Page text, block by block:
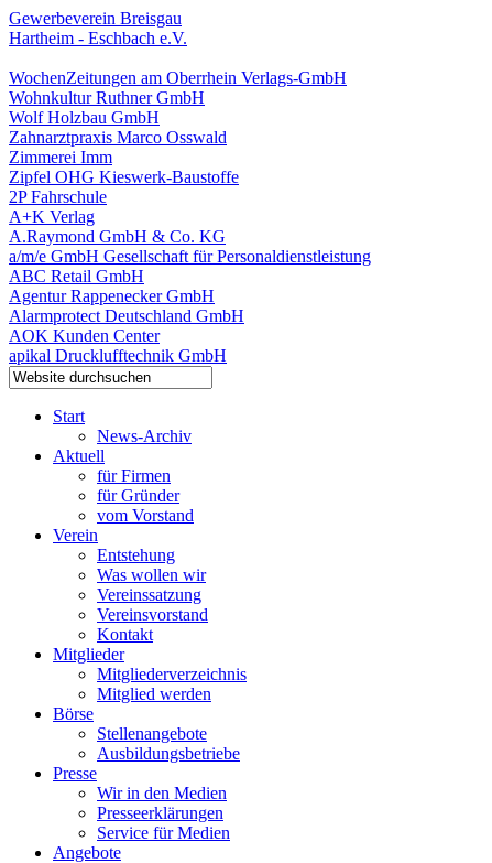
Gewerbeverein Breisgau
Hartheim - Eschbach e.V.
WochenZeitungen am Oberrhein Verlags-GmbH
Wohnkultur Ruthner GmbH
Wolf Holzbau GmbH
Zahnarztpraxis Marco Osswald
Zimmerei Imm
Zipfel OHG Kieswerk-Baustoffe
2P Fahrschule
A+K Verlag
A.Raymond GmbH & Co. KG
a/m/e GmbH Gesellschaft für Personaldienstleistung
ABC Retail GmbH
Agentur Rappenecker GmbH
Alarmprotect Deutschland GmbH
AOK Kunden Center
apikal Drucklufftechnik GmbH
Start
News-Archiv
Aktuell
für Firmen
für Gründer
vom Vorstand
Verein
Entstehung
Was wollen wir
Vereinssatzung
Vereinsvorstand
Kontakt
Mitglieder
Mitgliederverzeichnis
Mitglied werden
Börse
Stellenangebote
Ausbildungsbetriebe
Presse
Wir in den Medien
Presseerklärungen
Service für Medien
Angebote